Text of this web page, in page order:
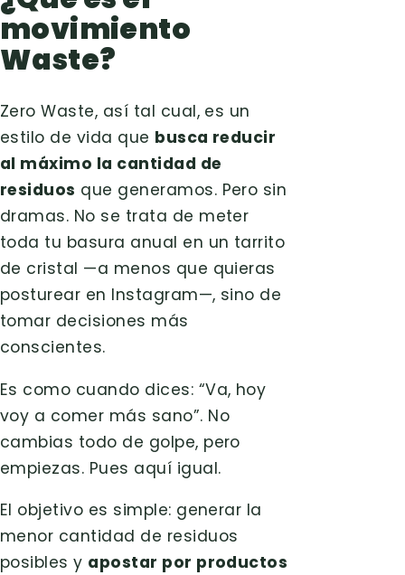
movimiento
Waste?
Zero Waste, así tal cual, es un
estilo de vida que busca reducir
al máximo la cantidad de
residuos que generamos. Pero sin
dramas. No se trata de meter
toda tu basura anual en un tarrito
de cristal —a menos que quieras
posturear en Instagram—, sino de
tomar decisiones más
conscientes.
Es como cuando dices: “Va, hoy
voy a comer más sano”. No
cambias todo de golpe, pero
empiezas. Pues aquí igual.
El objetivo es simple: generar la
menor cantidad de residuos
posibles y apostar por productos